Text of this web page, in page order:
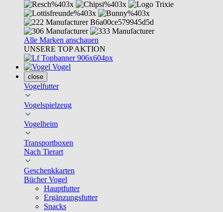
Alle Marken anschauen
UNSERE TOP AKTION
Vogel
close
Vogelfutter
Vogelspielzeug
Vogelheim
Transportboxen
Nach Tierart
Geschenkkarten
Bücher Vogel
Hauptfutter
Ergänzungsfutter
Snacks